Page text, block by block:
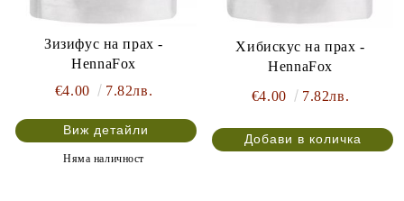
Зизифус на прах -
HennaFox
€4.00
7.82лв.
Виж детайли
Няма наличност
Хибискус на прах -
HennaFox
€4.00
7.82лв.